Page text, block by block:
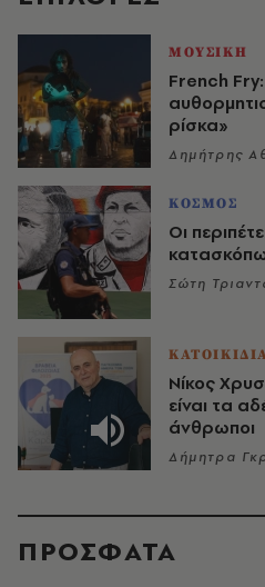
ΜΟΥΣΙΚΗ
French
ρίσκα»
Δημήτρης
ΚΟΣΜΟΣ
Οι
Σώτη
Νίκος
είναι τα
άνθρωποι
Δήμητρα
ΠΡΟΣΦΑΤΑ